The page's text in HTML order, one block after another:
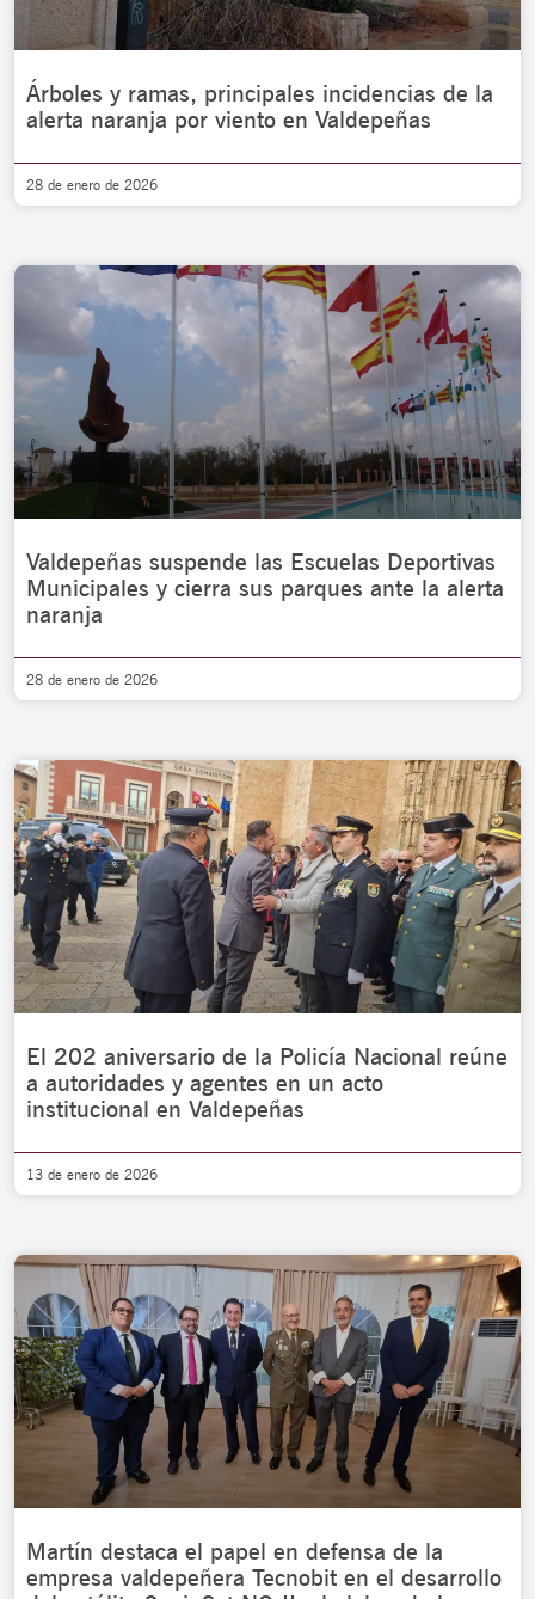
Árboles y ramas, principales incidencias de la
alerta naranja por viento en Valdepeñas
28 de enero de 2026
Valdepeñas suspende las Escuelas Deportivas
Municipales y cierra sus parques ante la alerta
naranja
28 de enero de 2026
El 202 aniversario de la Policía Nacional reúne
a autoridades y agentes en un acto
institucional en Valdepeñas
13 de enero de 2026
Martín destaca el papel en defensa de la
empresa valdepeñera Tecnobit en el desarrollo